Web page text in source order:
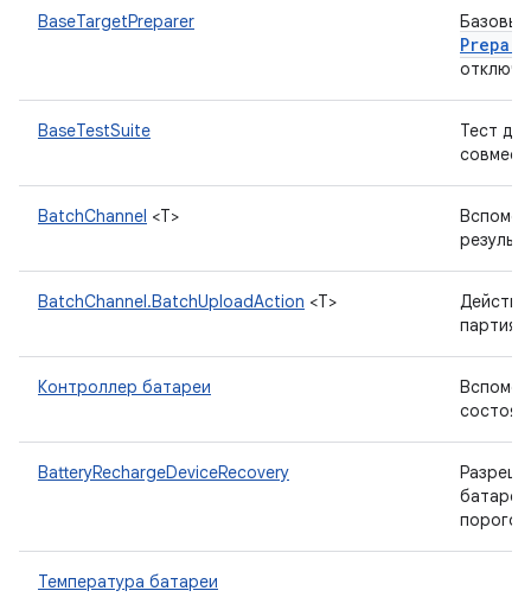
BaseTargetPreparer
BaseTestSuite
Тест
BatchChannel <T>
BatchChannel.BatchUploadAction <T>
партия
Контроллер батареи
BatteryRechargeDeviceRecovery
Температура батареи